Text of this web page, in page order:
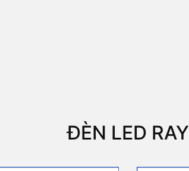
ĐÈN LED RAY